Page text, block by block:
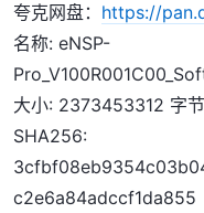
夸克网盘： https://
名称: eNSP-
大小: 2373453312 字
SHA256:
c2e6a84adccf1da855